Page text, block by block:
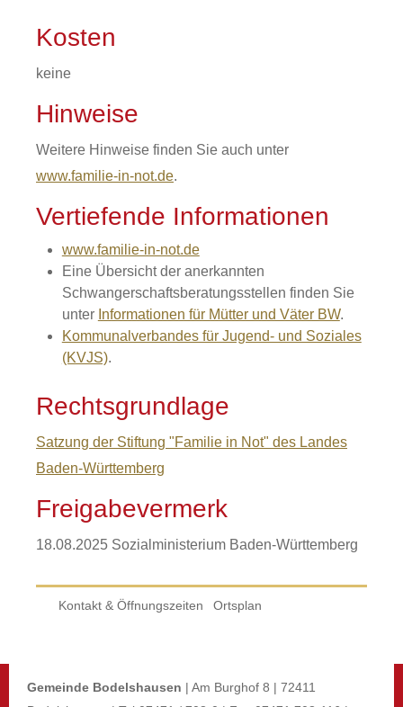
Kosten
keine
Hinweise
Weitere Hinweise finden Sie auch unter
www.familie-in-not.de.
Vertiefende Informationen
www.familie-in-not.de
Eine Übersicht der anerkannten
Schwangerschaftsberatungsstellen finden Sie
unter Informationen für Mütter und Väter BW.
Kommunalverbandes für Jugend- und Soziales
(KVJS).
Rechtsgrundlage
Satzung der Stiftung "Familie in Not" des Landes
Baden-Württemberg
Freigabevermerk
18.08.2025 Sozialministerium Baden-Württemberg
Kontakt & Öffnungszeiten Ortsplan
Gemeinde Bodelshausen | Am Burghof 8 | 72411